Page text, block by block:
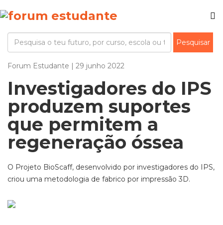
Forum Estudante | 29 junho 2022
Investigadores do IPS
produzem suportes
que permitem a
regeneração óssea
O Projeto BioScaff, desenvolvido por investigadores do IPS,
criou uma metodologia de fabrico por impressão 3D.